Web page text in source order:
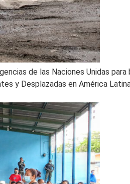
de las Naciones Unidas
y Desplazadas en América